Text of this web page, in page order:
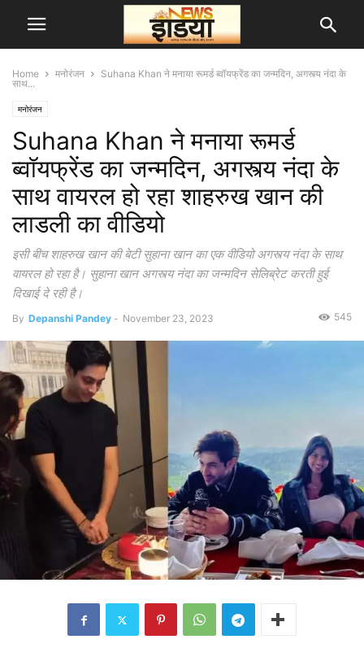
Home मनोरंजन
Suhana Khan ने मनाया रूमर्ड ब्वॉयफ्रेंड का जन्मदिन, अगस्त्य नंदा के
साथ...
मनोरंजन
Suhana Khan ने मनाया रूमर्ड
ब्वॉयफ्रेंड का जन्मदिन, अगस्त्य नंदा के
साथ वायरल हो रहा शाहरुख खान की
लाडली का वीडियो
इसी बीच शाहरुख खान की बेटी सुहाना खान का एक वीडियो अगस्त्य नंदा के साथ
वायरल हो रहा है। सुहाना खान अगस्त्य नंदा का जन्मदिन सेलिब्रेट करती हुई
दिखाई दे रही है।
By Depanshi Pandey - November 23, 2023 545